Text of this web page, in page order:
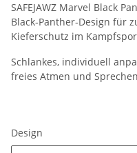
SAFEJAWZ Marvel Black
Black‑Panther‑Design für
Kieferschutz im
Schlankes, individuell
freies Atmen und
Design